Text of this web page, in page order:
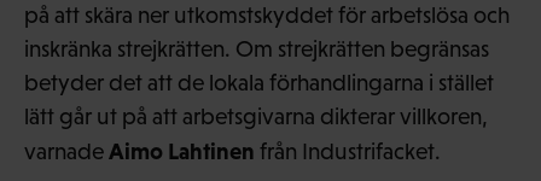
på att skära ner utkomstskyddet för arbetslösa och
inskränka strejkrätten. Om strejkrätten begränsas
betyder det att de lokala förhandlingarna i stället
lätt går ut på att arbetsgivarna dikterar villkoren,
varnadeAimo Lahtinen från Industrifacket.